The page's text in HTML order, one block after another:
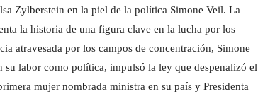
Zylberstein en la piel de la política Simone Veil. La
la historia de una figura clave en la lucha por los
atravesada por los campos de concentración, Simone
labor como política, impulsó la ley que despenalizó el
mujer nombrada ministra en su país y Presidenta